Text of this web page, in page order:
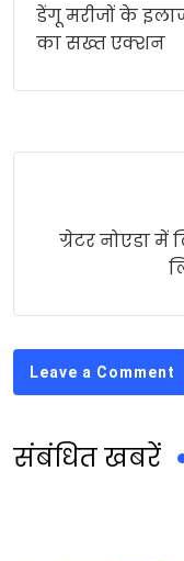
डेंगू मरीजों के
का सख्त एक्शन
ग्रेटर नोएडा
Leave a Comment
संबंधित खबरें